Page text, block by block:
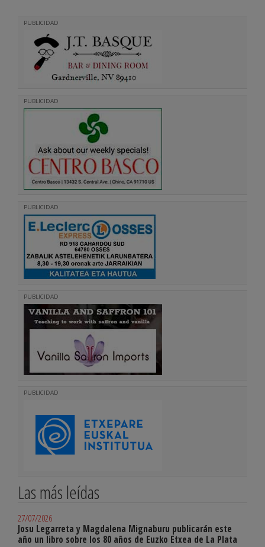
PUBLICIDAD
PUBLICIDAD
PUBLICIDAD
PUBLICIDAD
PUBLICIDAD
Las más leídas
27/07/2026
Josu Legarreta y Magdalena Mignaburu publicarán este
año un libro sobre los 80 años de Euzko Etxea de La Plata